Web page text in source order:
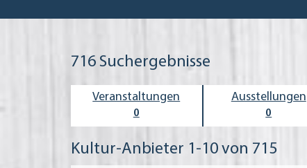
716 Suchergebnisse
Veran­staltungen
0
Ausstel­lungen
0
Kultur-Anbieter 1-10 von 715